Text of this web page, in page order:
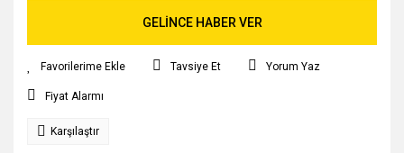
GELİNCE HABER VER
Tavsiye Et Yorum Yaz
Fiyat Alarmı
Karşılaştır